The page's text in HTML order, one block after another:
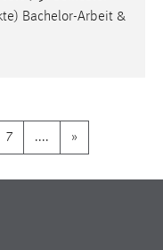
Bachelor-Arbeit &
7 .... »